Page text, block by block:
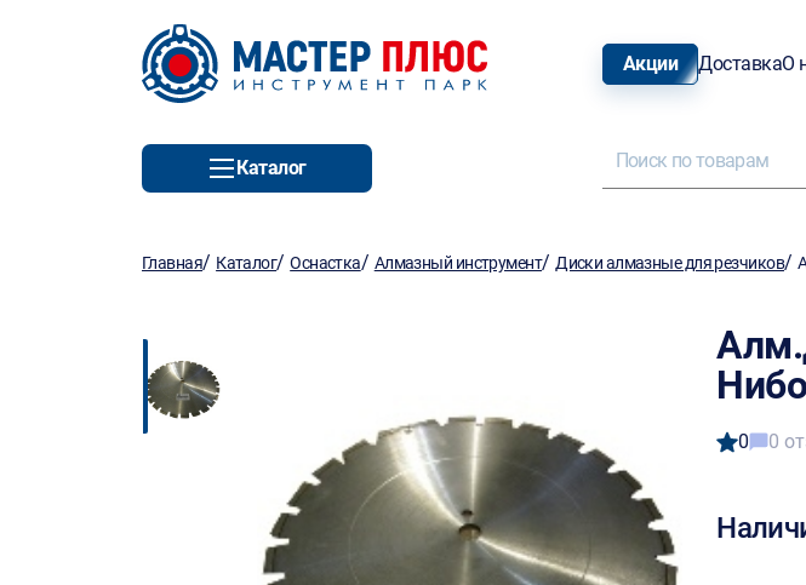
Акции ДоставкаО
Каталог
Главная/ Каталог/Оснастка/ Алмазный инструмент/Диски алмазные для резчиков/
0 0